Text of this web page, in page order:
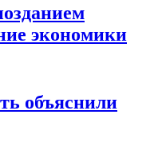
экономики
объяснили